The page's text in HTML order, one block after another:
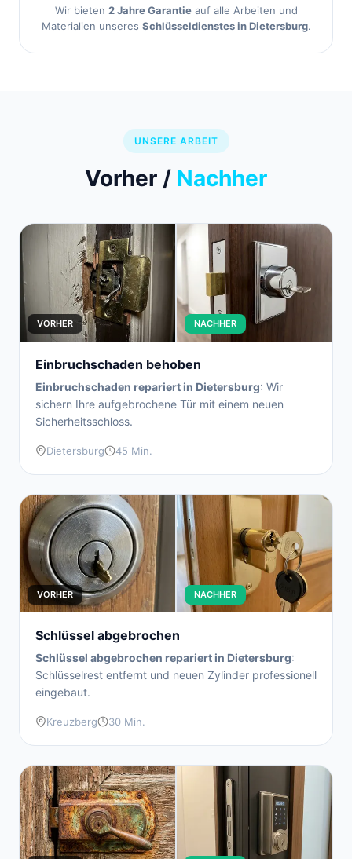
Wir bieten 2 Jahre Garantieauf alle Arbeiten und
Materialien unseres Schlüsseldienstes in Dietersburg.
UNSERE ARBEIT
Vorher / Nachher
VORHER NACHHER
Einbruchschaden behoben
Einbruchschaden repariert in Dietersburg: Wir
sichern Ihre aufgebrochene Tür mit einem neuen
Sicherheitsschloss.
Dietersburg 45 Min.
VORHER NACHHER
Schlüssel abgebrochen
Schlüssel abgebrochen repariert in Dietersburg:
Schlüsselrest entfernt und neuen Zylinder professionell
eingebaut.
Kreuzberg 30 Min.